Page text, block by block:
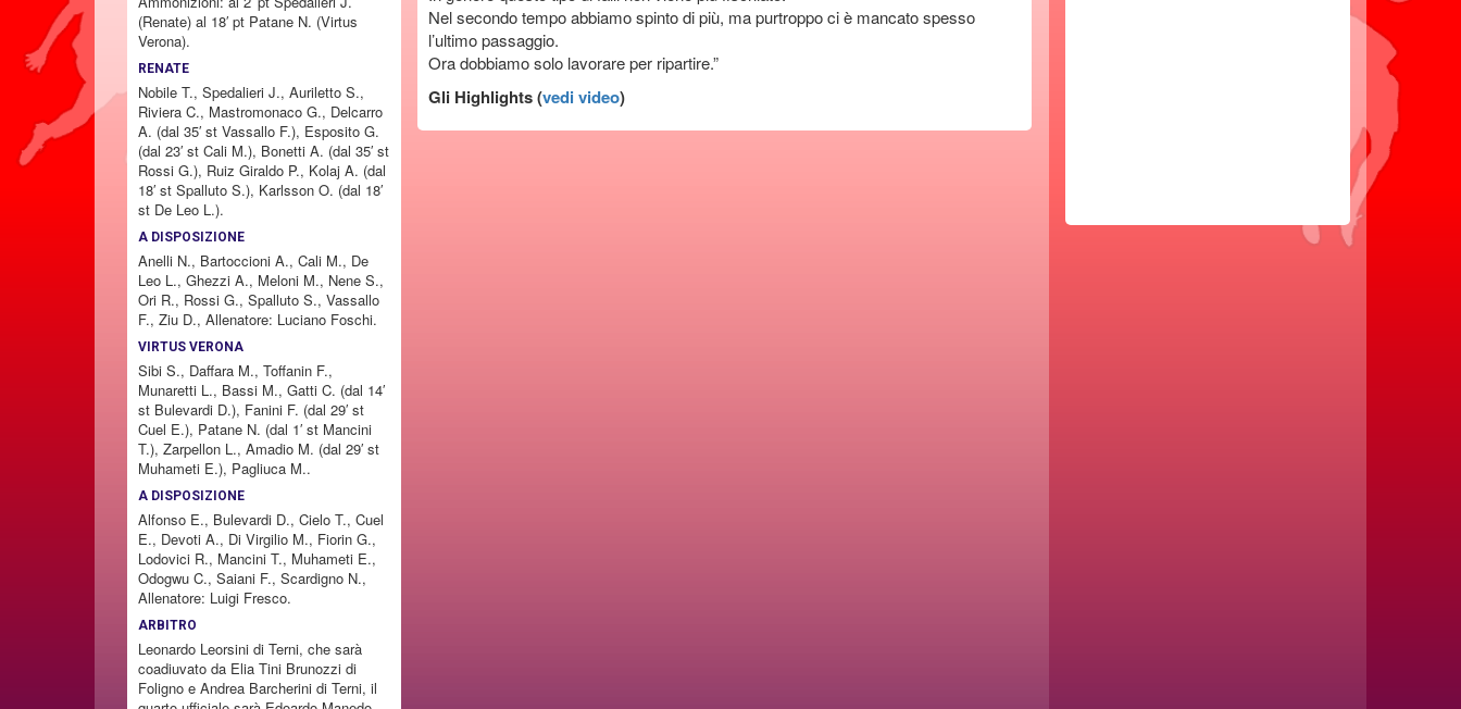
(Renate) al 18′ pt Patane N. (Virtus
Verona).
RENATE
Nobile T., Spedalieri J., Auriletto S.,
Riviera C., Mastromonaco G., Delcarro
A. (dal 35′ st Vassallo F.), Esposito G.
(dal 23′ st Cali M.), Bonetti A. (dal 35′ st
Rossi G.), Ruiz Giraldo P., Kolaj A. (dal
18′ st Spalluto S.), Karlsson O. (dal 18′
st De Leo L.).
A DISPOSIZIONE
Anelli N., Bartoccioni A., Cali M., De
Leo L., Ghezzi A., Meloni M., Nene S.,
Ori R., Rossi G., Spalluto S., Vassallo
F., Ziu D., Allenatore: Luciano Foschi.
VIRTUS VERONA
Sibi S., Daffara M., Toffanin F.,
Munaretti L., Bassi M., Gatti C. (dal 14′
st Bulevardi D.), Fanini F. (dal 29′ st
Cuel E.), Patane N. (dal 1′ st Mancini
T.), Zarpellon L., Amadio M. (dal 29′ st
Muhameti E.), Pagliuca M..
A DISPOSIZIONE
Alfonso E., Bulevardi D., Cielo T., Cuel
E., Devoti A., Di Virgilio M., Fiorin G.,
Lodovici R., Mancini T., Muhameti E.,
Odogwu C., Saiani F., Scardigno N.,
Allenatore: Luigi Fresco.
ARBITRO
Leonardo Leorsini di Terni, che sarà
coadiuvato da Elia Tini Brunozzi di
Foligno e Andrea Barcherini di Terni, il
Nel secondo tempo abbiamo spinto di più, ma purtroppo ci è mancato spesso
l’ultimo passaggio.
Ora dobbiamo solo lavorare per ripartire.”
Gli Highlights (vedi video)